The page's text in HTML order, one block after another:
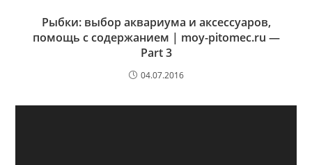
Рыбки: выбор аквариума и аксессуаров,
помощь с содержанием | moy-pitomec.ru —
Part 3
04.07.2016